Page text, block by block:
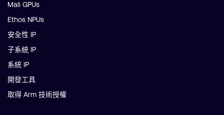
Mali GPUs
Ethos NPUs
安全性 IP
子系統 IP
系統 IP
開發工具
取得 Arm 技術授權